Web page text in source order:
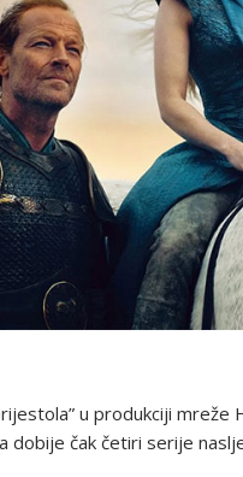
u produkciji
dobije čak četiri serije